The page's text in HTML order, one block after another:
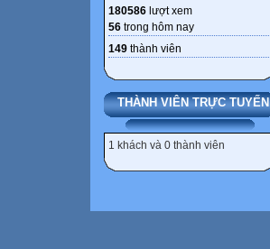
180586 lượt xem
56 trong hôm nay
149 thành viên
THÀNH VIÊN TRỰC TUYẾN
1 khách và 0 thành viên